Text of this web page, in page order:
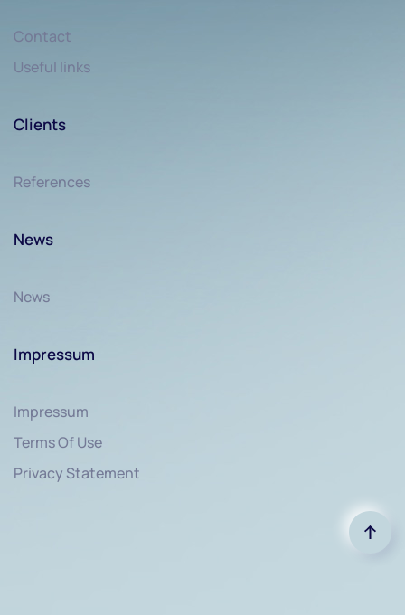
Contact
Useful links
Clients
References
News
News
Impressum
Impressum
Terms Of Use
Privacy Statement